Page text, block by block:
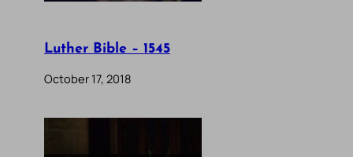
Luther Bible – 1545
October 17, 2018